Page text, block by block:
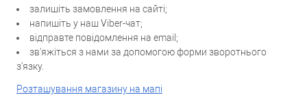
залишіть замовлення на сайті;
напишіть у наш Viber-чат;
відправте повідомлення на email;
зв'яжіться з нами за допомогою форми зворотнього
з'язку.
Розташування магазину на мапі